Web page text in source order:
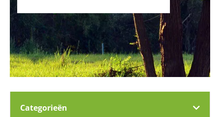
Categorieën